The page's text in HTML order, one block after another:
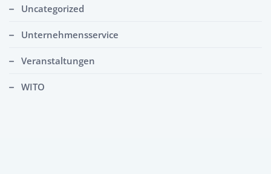
Uncategorized
Unternehmensservice
Veranstaltungen
WITO